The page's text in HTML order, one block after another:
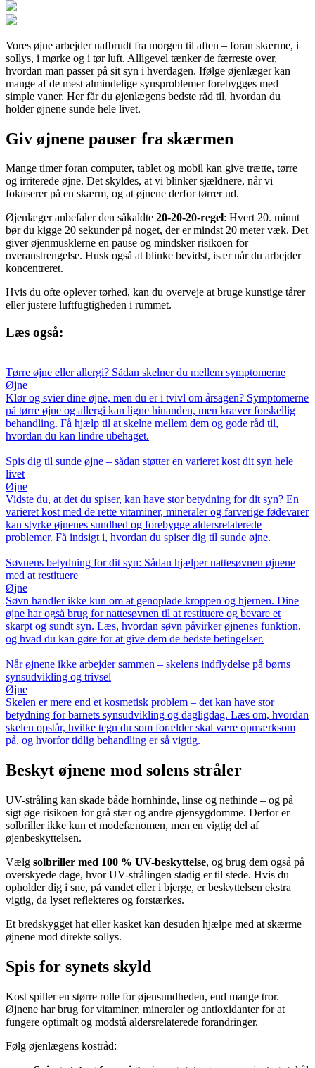
Vores øjne arbejder uafbrudt fra morgen til aften – foran skærme, i
sollys, i mørke og i tør luft. Alligevel tænker de færreste over,
hvordan man passer på sit syn i hverdagen. Ifølge øjenlæger kan
mange af de mest almindelige synsproblemer forebygges med
simple vaner. Her får du øjenlægens bedste råd til, hvordan du
holder øjnene sunde hele livet.
Giv øjnene pauser fra skærmen
Mange timer foran computer, tablet og mobil kan give trætte, tørre
og irriterede øjne. Det skyldes, at vi blinker sjældnere, når vi
fokuserer på en skærm, og at øjnene derfor tørrer ud.
Øjenlæger anbefaler den såkaldte 20-20-20-regel: Hvert 20. minut
bør du kigge 20 sekunder på noget, der er mindst 20 meter væk. Det
giver øjenmusklerne en pause og mindsker risikoen for
overanstrengelse. Husk også at blinke bevidst, især når du arbejder
koncentreret.
Hvis du ofte oplever tørhed, kan du overveje at bruge kunstige tårer
eller justere luftfugtigheden i rummet.
Læs også:
Tørre øjne eller allergi? Sådan skelner du mellem symptomerne
Øjne
Klør og svier dine øjne, men du er i tvivl om årsagen? Symptomerne
på tørre øjne og allergi kan ligne hinanden, men kræver forskellig
behandling. Få hjælp til at skelne mellem dem og gode råd til,
hvordan du kan lindre ubehaget.
Spis dig til sunde øjne – sådan støtter en varieret kost dit syn hele
livet
Øjne
Vidste du, at det du spiser, kan have stor betydning for dit syn? En
varieret kost med de rette vitaminer, mineraler og farverige fødevarer
kan styrke øjnenes sundhed og forebygge aldersrelaterede
problemer. Få indsigt i, hvordan du spiser dig til sunde øjne.
Søvnens betydning for dit syn: Sådan hjælper nattesøvnen øjnene
med at restituere
Øjne
Søvn handler ikke kun om at genoplade kroppen og hjernen. Dine
øjne har også brug for nattesøvnen til at restituere og bevare et
skarpt og sundt syn. Læs, hvordan søvn påvirker øjnenes funktion,
og hvad du kan gøre for at give dem de bedste betingelser.
Når øjnene ikke arbejder sammen – skelens indflydelse på børns
synsudvikling og trivsel
Øjne
Skelen er mere end et kosmetisk problem – det kan have stor
betydning for barnets synsudvikling og dagligdag. Læs om, hvordan
skelen opstår, hvilke tegn du som forælder skal være opmærksom
på, og hvorfor tidlig behandling er så vigtig.
Beskyt øjnene mod solens stråler
UV-stråling kan skade både hornhinde, linse og nethinde – og på
sigt øge risikoen for grå stær og andre øjensygdomme. Derfor er
solbriller ikke kun et modefænomen, men en vigtig del af
øjenbeskyttelsen.
Vælg solbriller med 100 % UV-beskyttelse, og brug dem også på
overskyede dage, hvor UV-strålingen stadig er til stede. Hvis du
opholder dig i sne, på vandet eller i bjerge, er beskyttelsen ekstra
vigtig, da lyset reflekteres og forstærkes.
Et bredskygget hat eller kasket kan desuden hjælpe med at skærme
øjnene mod direkte sollys.
Spis for synets skyld
Kost spiller en større rolle for øjensundheden, end mange tror.
Øjnene har brug for vitaminer, mineraler og antioxidanter for at
fungere optimalt og modstå aldersrelaterede forandringer.
Følg øjenlægens kostråd: